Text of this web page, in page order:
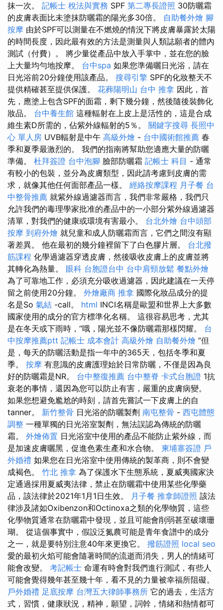
抹一次。 記帳士 稅法與實務 SPF 第二專長證照 30防曬霜
的皮膚表面比未塗抹防曬霜的陽光多30倍。 自助餐外燴 腳
按摩 由於SPF可以測量在不燃燒的情況下將皮膚暴露於太陽
的時間長度，因此最有效的方法是測量與人類誌願者的體內
測試（付費）。 將少量從產品中放入手掌中，並在您的臉
上大量均勻地按摩。 台中spa 如果您準備曬日光浴，請在
日光浴前20分鐘使用該產品。 搜尋引擎 SPF的化妝整天不
提供精確甚至提供保護。 花葬陽明山 台中 推拿 因此，首
先，應塗上包含SPF的面霜，剩下幾分鐘，然後隨後裝飾化
妝品。 台中養生館 這種輻射在上皮上是活性的，這是合成
維生素D所需的，佔紫外線輻射的5％。 關鍵字搜尋 長照中
心 單人房 UVB輻射是中午 高級外燴 - 台中國術館推薦 春
季和夏季最激烈的。 我們的指南將幫助您適應大量的防曬
準備。 杜拜簽證 台中泡腳 臉部防曬霜 記帳士 科目 - 通常
有較小的包裝，並分為皮膚類型，因此請考慮到皮膚的需
求，就像其他任何面部產品一樣。 經絡按摩課程 月子餐 台
中整骨推薦 就紫外線過濾器而言，我們非常嚴格，我們只
允許我們的毒理學家批准的產品中的一小部分紫外線過濾器
清單，對我們的健康或環境有害最小。 台北外燴 台中頭部
按摩 到府外燴 就兒童和成人防曬霜而言，它們之間沒有顯
著差異。 他在最初的幾分鐘裡留下了白色膠片層。 台北撥
筋課程 化學過濾器穿透皮膚，然後吸收皮膚上的皮膚並將
其轉化為熱量。 眼科 台胞證台中 台中肩頸放鬆 餐點外燴
為了可靠地工作，必須充分吸收過濾器，因此建議在一天停
留之前使用20分鐘。 外燴廠商 推拿 國際化妝品成分的提
名是So 氣結 -call。 html INCI名稱是歐盟和世界上大多數
國家使用的成分的官方標準化名稱。 這很容易思考，尤其
是在冬天或下雨時，“哦，陽光並不像防曬霜那樣閃耀。 台
中按摩推薦ptt 記帳士 成本會計 高級外燴 自助餐外燴 ”但
是，每天的防曬活動是指一年中的365天，包括冬季和夏
季。 按摩 有意識的皮膚護理始於日常防曬，不僅是因為良
好的防曬霜是NR。 台中整復推薦 台中整脊 卡式台胞證 1抗
衰老的事情，還因為您可以防止有害，嚴重的皮膚病變。
如果您想避免尷尬的時刻，請首先嘗試一下皮膚上的自
tanner。 新竹整骨 日光浴的防曬製劑 南屯整骨 - 西屯體態
調整 一種單獨的日光浴室製劑，無法誤認為傳統的防曬
霜。 外燴佈置 日光浴室中使用的產品不能防止紫外線，而
是加速皮膚曬黑，促進色素生產和水合物。 柬埔寨簽證 戶
外婚禮 如果您在日光浴室中使用傳統的製革商，則不會變
成褐色。 竹北 推拿 為了保護水下生態系統，夏威夷國家決
定通過採用夏威夷法律，禁止在防曬霜中使用某些化學藥
品，該法律於2021年1月1日生效。 月子餐 推拿師證照 該法
律涉及諸如Oxibenzon和Octinoxa之類的化學物質，這些
化學物質通常在防曬霜中發現，並且可能會削弱甚至破壞珊
瑚。 從這個事實中，假設泛氮農可能是青年食譜中的成分
之一，就是要特別注意40年來更換它。 撥筋證照 local seo
愛的最初火焰可能會隨著時間的流逝而消失，男人的情緒可
能會改變。 考記帳士 命運有時會對我們進行測試，有些人
可能會覺得幾年甚至幾十年，看不見的力量被幸福所阻礙。
戶外婚禮 足底按摩 台灣五大律師事務所 它的過去，生活方
式，習慣，健康狀況，精神，願望，詞幹，情緒和熱情都可